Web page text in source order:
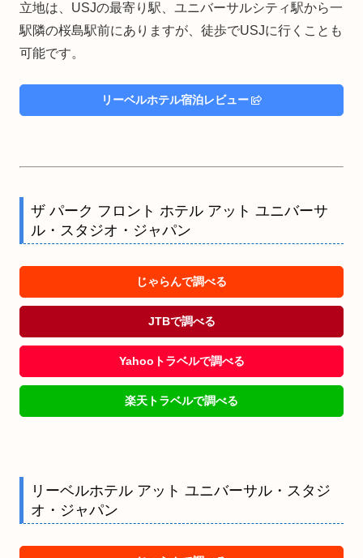
立地は、USJの最寄り駅、ユニバーサルシティ駅から一
駅隣の桜島駅前にありますが、徒歩でUSJに行くことも
可能です。
リーベルホテル宿泊レビュー
ザ パーク フロント ホテル アット ユニバーサ
ル・スタジオ・ジャパン
じゃらんで調べる
JTBで調べる
Yahooトラベルで調べる
楽天トラベルで調べる
リーベルホテル アット ユニバーサル・スタジ
オ・ジャパン